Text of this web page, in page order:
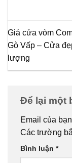
Giá cửa vòm
Gò Vấp – Cửa
lượng
Để lại một
Email của
Các trường
Bình luận *